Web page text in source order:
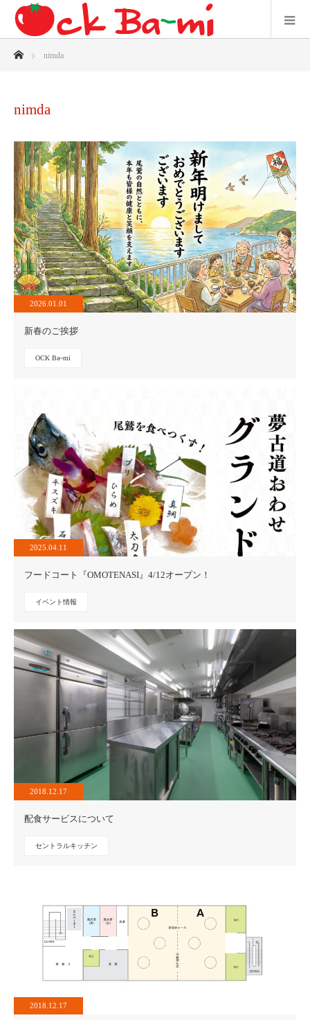
nimda
nimda
2026.01.01
新春のご挨拶
OCK Ba~mi
2025.04.11
フードコート『OMOTENASI』4/12オープン！
イベント情報
2018.12.17
配食サービスについて
セントラルキッチン
2018.12.17